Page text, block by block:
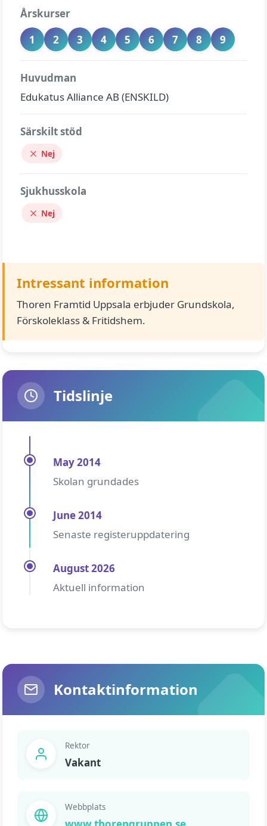
Årskurser
1
2 3 4 5 6 7 8 9
Huvudman
Edukatus Alliance AB (ENSKILD)
Särskilt stöd
Nej
Sjukhusskola
Nej
Intressant information
Thoren Framtid Uppsala erbjuder Grundskola,
Förskoleklass & Fritidshem.
Tidslinje
May 2014
Skolan grundades
June 2014
Senaste registeruppdatering
August 2026
Aktuell information
Kontaktinformation
Rektor
Vakant
Webbplats